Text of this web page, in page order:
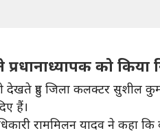
को किया
देखते हुए जिला कलक्टर सुशील
हैं।
राममिलन यादव ने कहा